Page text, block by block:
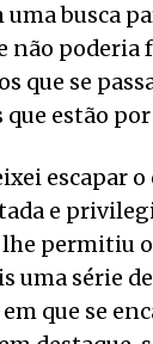
busca
não poderia
que se
estão por
escapar
e
lhe permitiu
uma série
que se